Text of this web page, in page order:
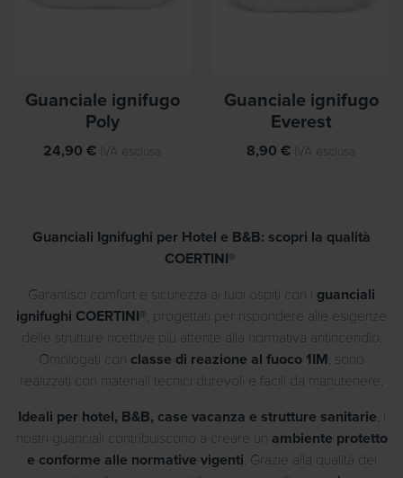
Guanciale ignifugo
Poly
24,90 € IVA esclusa
Guanciale ignifugo
Everest
8,90 € IVA esclusa
Guanciali Ignifughi per Hotel e B&B: scopri la qualità
COERTINI®
Garantisci comfort e sicurezza ai tuoi ospiti con i guanciali
ignifughi COERTINI®, progettati per rispondere alle esigenze
delle strutture ricettive più attente alla normativa antincendio.
Omologati con classe di reazione al fuoco 1IM, sono
realizzati con materiali tecnici durevoli e facili da manutenere.
Ideali per hotel, B&B, case vacanza e strutture sanitarie, i
nostri guanciali contribuiscono a creare un ambiente protetto
e conforme alle normative vigenti. Grazie alla qualità dei